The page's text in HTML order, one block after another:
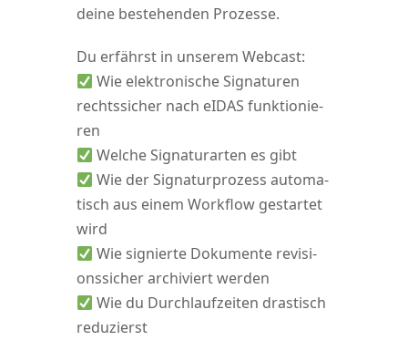
dei­ne bestehen­den Prozesse.
Du erfährst in unse­rem Web­cast:
Wie elek­tro­ni­sche Signa­tu­ren
rechts­si­cher nach eIDAS funk­tio­nie­
ren
Wel­che Signa­tur­ar­ten es gibt
Wie der Signa­tur­pro­zess auto­ma­
tisch aus einem Work­flow gestar­tet
wird
Wie signier­te Doku­men­te revi­si­
ons­si­cher archi­viert wer­den
Wie du Durch­lauf­zei­ten dras­tisch
reduzierst